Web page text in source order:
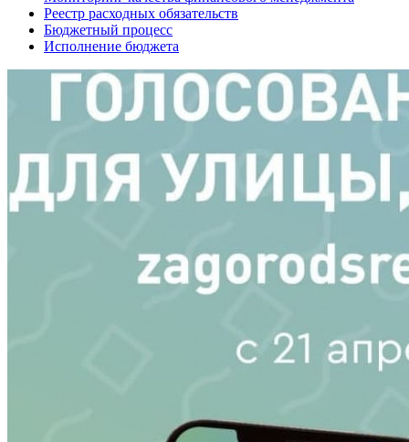
Реестр расходных обязательств
Бюджетный процесс
Исполнение бюджета